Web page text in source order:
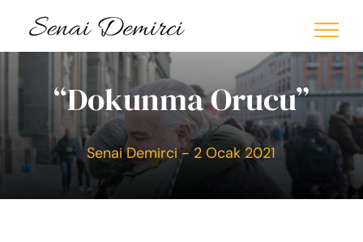
content
“Dokunma Orucu”
Senai Demirci - 2 Ocak 2021